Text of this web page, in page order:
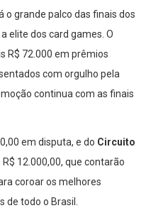
o grande palco das finais dos
elite dos card games. O
R$ 72.000 em prêmios
com orgulho pela
continua com as finais
em disputa, e do Circuito
12.000,00, que contarão
coroar os melhores
todo o Brasil.